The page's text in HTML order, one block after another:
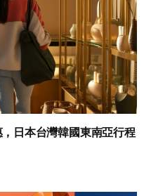
日本台灣韓國東南亞行程